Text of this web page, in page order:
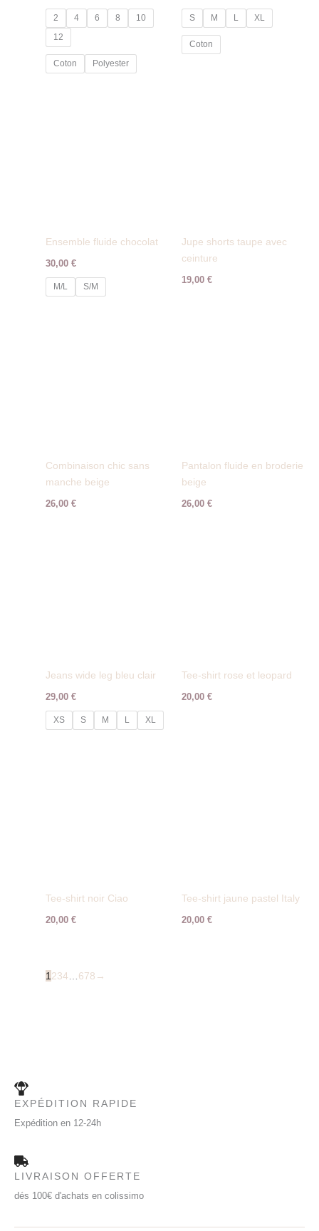
2 4 6 8
10
12
Coton Polyester
S M L XL
Coton
Ensemble fluide chocolat
30,00 €
M/L S/M
Jupe shorts taupe avec
ceinture
19,00 €
Combinaison chic sans
manche beige
26,00 €
Pantalon fluide en broderie
beige
26,00 €
Jeans wide leg bleu clair
29,00 €
XS S M L XL
Tee-shirt rose et leopard
20,00 €
Tee-shirt noir Ciao
20,00 €
Tee-shirt jaune pastel Italy
20,00 €
1234…678 →
EXPÉDITION RAPIDE
Expédition en 12-24h
LIVRAISON OFFERTE
dés 100€ d'achats en colissimo